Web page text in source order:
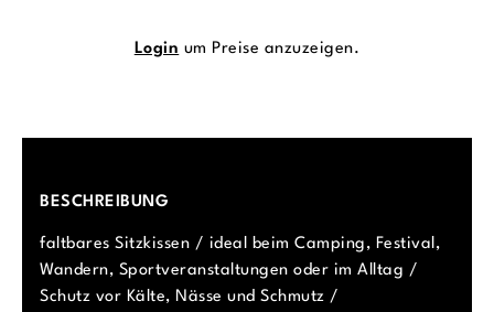
Login um Preise anzuzeigen.
BESCHREIBUNG
faltbares Sitzkissen / ideal beim Camping, Festival,
Wandern, Sportveranstaltungen oder im Alltag /
Schutz vor Kälte, Nässe und Schmutz /